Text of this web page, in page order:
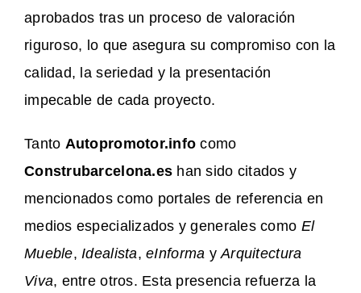
aprobados tras un proceso de valoración
riguroso, lo que asegura su compromiso con la
calidad, la seriedad y la presentación
impecable de cada proyecto.
Tanto Autopromotor.info como
Construbarcelona.es han sido citados y
mencionados como portales de referencia en
medios especializados y generales como El
Mueble, Idealista,eInforma yArquitectura
Viva, entre otros. Esta presencia refuerza la